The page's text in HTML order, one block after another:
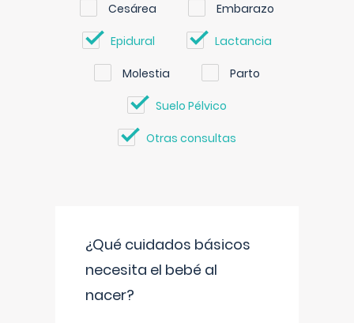
Cesárea Embarazo
Epidural Lactancia
Molestia Parto
Suelo Pélvico
Otras consultas
¿Qué cuidados básicos
necesita el bebé al
nacer?